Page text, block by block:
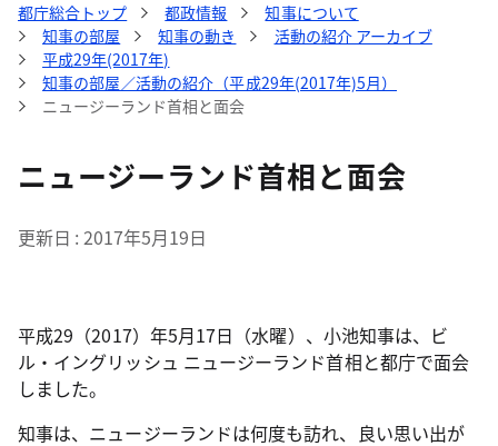
都庁総合トップ 都政情報
知事について
知事の部屋
知事の動き
活動の紹介 アーカイブ
平成29年(2017年)
知事の部屋／活動の紹介（平成29年(2017年)5月）
ニュージーランド首相と面会
ニュージーランド首相と面会
更新日 2017年5月19日
平成29（2017）年5月17日（水曜）、小池知事は、ビ
ル・イングリッシュ ニュージーランド首相と都庁で面会
しました。
知事は、ニュージーランドは何度も訪れ、良い思い出が